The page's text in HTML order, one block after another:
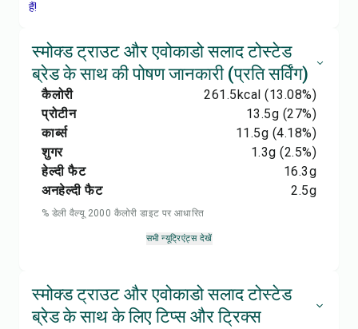
हैं!
स्मोक्ड ट्राउट और एवोकाडो सलाद टोस्टेड
ब्रेड के साथ की पोषण जानकारी (प्रति सर्विंग)
कैलोरी 261.5kcal (13.08%)
प्रोटीन
13.5g (27%)
कार्ब्स
11.5g (4.18%)
शुगर
1.3g (2.5%)
हेल्दी फैट
16.3g
अनहेल्दी फैट
2.5g
% डेली वैल्यू 2000 कैलोरी डाइट पर आधारित
सभी न्यूट्रिएंट्स देखें
स्मोक्ड ट्राउट और एवोकाडो सलाद टोस्टेड
ब्रेड के साथ के लिए टिप्स और ट्रिक्स